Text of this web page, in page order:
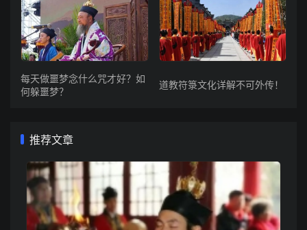
每天做噩梦念什么咒才好？如
何躲噩梦？
道教符箓文化详解不可外传！
推荐文章